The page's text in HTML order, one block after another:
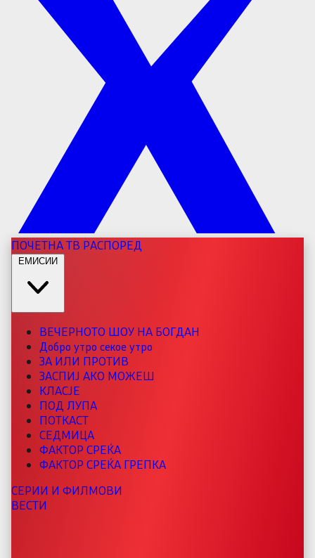
ПОЧЕТНАТВ РАСПОРЕД
ЕМИСИИ
ВЕЧЕРНОТО ШОУ НА БОГДАН
Добро утро секое утро
ЗА ИЛИ ПРОТИВ
ЗАСПИЈ АКО МОЖЕШ
КЛАСЈЕ
ПОД ЛУПА
ПОТКАСТ
СЕДМИЦА
ФАКТОР СРЕЌА
ФАКТОР СРЕЌА ГРЕПКА
СЕРИИ И ФИЛМОВИ
ВЕСТИ